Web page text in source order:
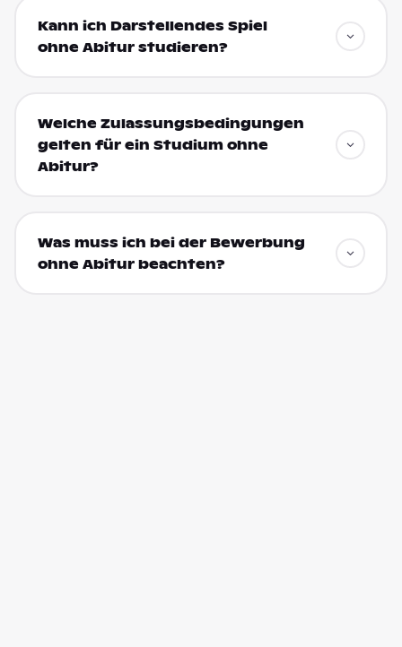
Kann ich Darstellendes Spiel
ohne Abitur studieren?
Welche Zulassungsbedingungen
gelten für ein Studium ohne
Abitur?
Was muss ich bei der Bewerbung
ohne Abitur beachten?